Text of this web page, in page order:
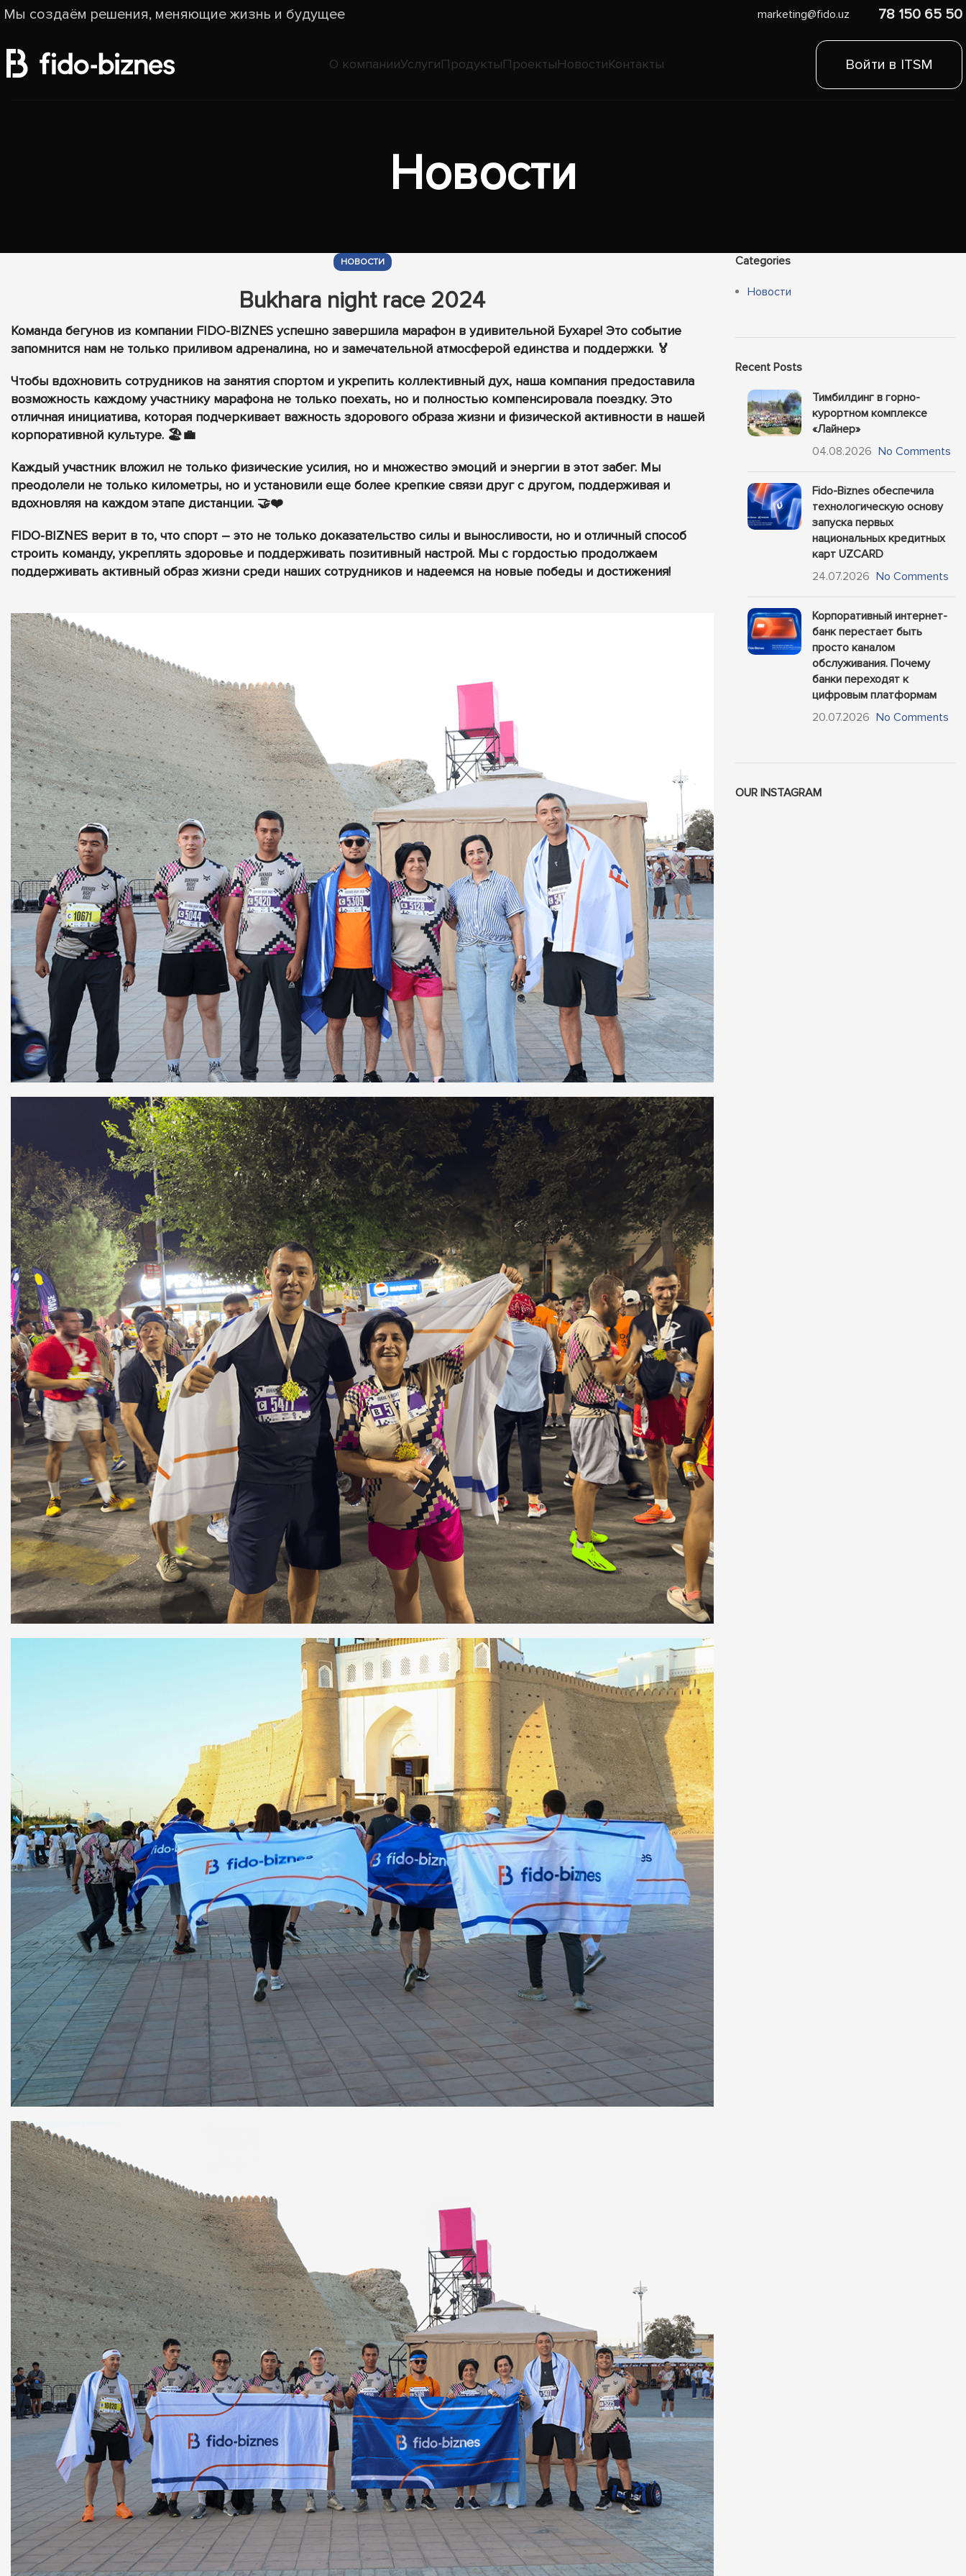
Мы создаём решения, меняющие жизнь и будущее marketing@fido.uz 78 150 65 50
О компанииУслугиПродуктыПроектыНовостиКонтакты Войти в ITSM
Новости
НОВОСТИ
Bukhara night race 2024
Команда бегунов из компании FIDO-BIZNES успешно завершила марафон в удивительной Бухаре! Это событие
запомнится нам не только приливом адреналина, но и замечательной атмосферой единства и поддержки. 🏅
Чтобы вдохновить сотрудников на занятия спортом и укрепить коллективный дух, наша компания предоставила
возможность каждому участнику марафона не только поехать, но и полностью компенсировала поездку. Это
отличная инициатива, которая подчеркивает важность здорового образа жизни и физической активности в нашей
корпоративной культуре. 🏖️💼
Каждый участник вложил не только физические усилия, но и множество эмоций и энергии в этот забег. Мы
преодолели не только километры, но и установили еще более крепкие связи друг с другом, поддерживая и
вдохновляя на каждом этапе дистанции. 🤝❤️
FIDO-BIZNES верит в то, что спорт – это не только доказательство силы и выносливости, но и отличный способ
строить команду, укреплять здоровье и поддерживать позитивный настрой. Мы с гордостью продолжаем
поддерживать активный образ жизни среди наших сотрудников и надеемся на новые победы и достижения!
Categories
Новости
Recent Posts
Тимбилдинг в горно-
курортном комплексе
«Лайнер»
04.08.2026 No Comments
Fido-Biznes обеспечила
технологическую основу
запуска первых
национальных кредитных
карт UZCARD
24.07.2026 No Comments
Корпоративный интернет-
банк перестает быть
просто каналом
обслуживания. Почему
банки переходят к
цифровым платформам
20.07.2026 No Comments
OUR INSTAGRAM